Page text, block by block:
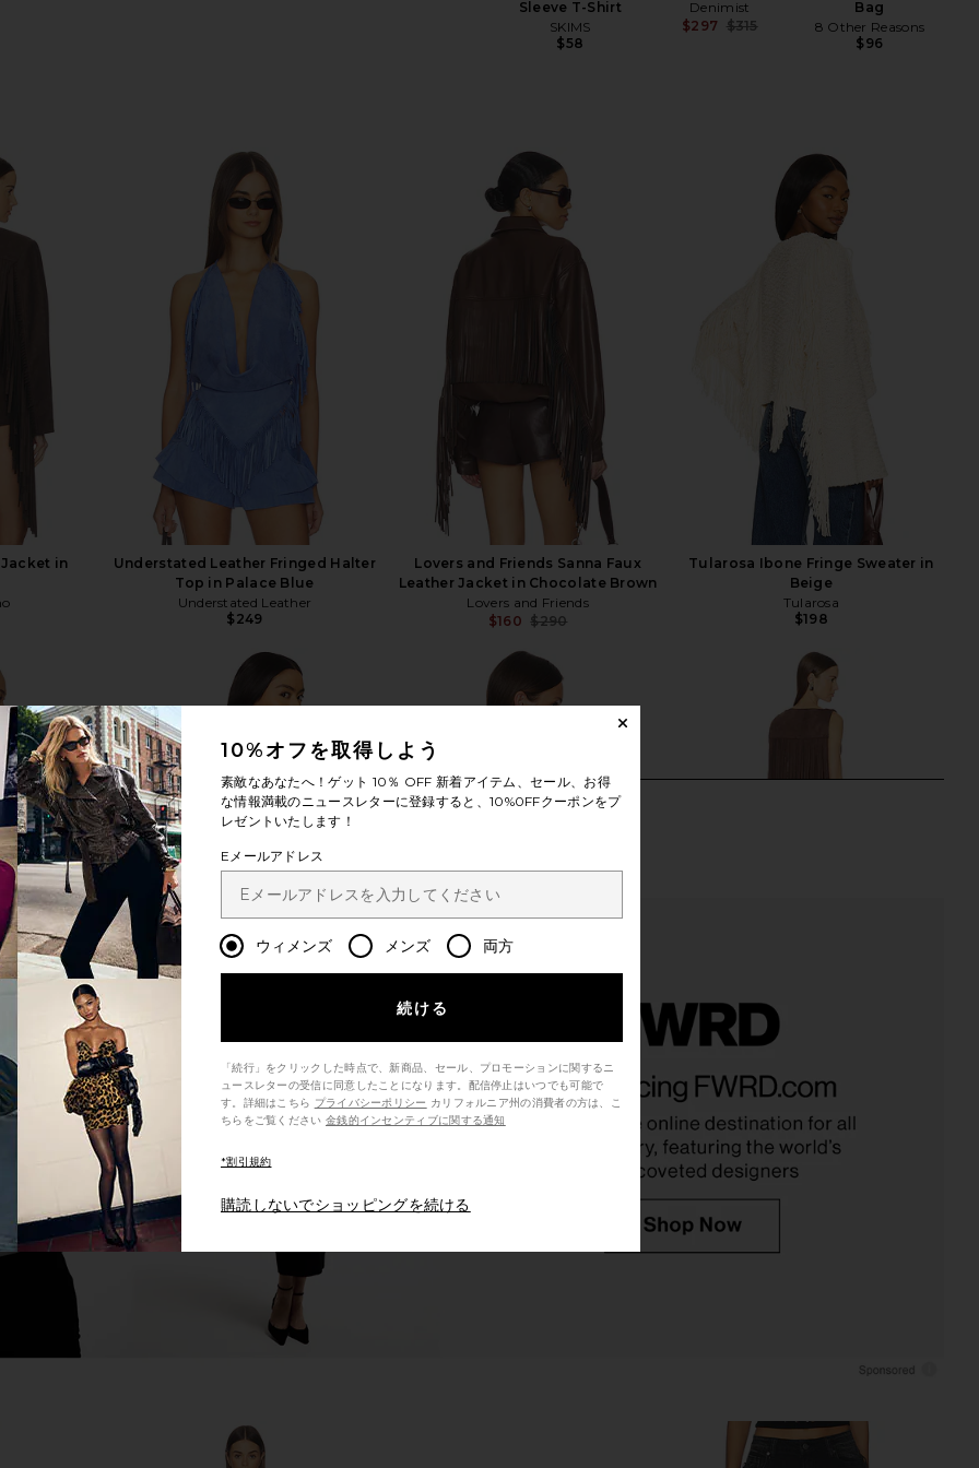
Sleeve T-Shirt
SKIMS
$58
Denimist
$297
Previous price:
$315
Bag
8 Other Reasons
$96
in
Understated Leather Fringed Halter
Top in Palace Blue
Understated Leather
$249
Lovers and Friends Sanna Faux
Leather Jacket in Chocolate Brown
Lovers and Friends
$160 $290
Tularosa Ibone Fringe Sweater in
Beige
Tularosa
$198
Wanted
Cream
Previous price:
Understated Leather Combo Fringe
Jacket in Brown
Understated Leather
$233 $475
Steve Madden Dallas Jacket in
Chestnut
Steve Madden
$124
Previous price:
Chocolate
$259
もっと見る
10%オフを取得しよう
素敵なあなたへ！ゲット 10％ OFF 新着アイテム、セール、お得
な情報満載のニュースレターに登録すると、10%0FFクーポンをプ
レゼントいたします！
Eメールアドレス
ウィメンズ メンズ 両方
続ける
「続行」をクリックした時点で、新商品、セール、プロモーションに関するニ
ュースレターの受信に同意したことになります。配信停止はいつでも可能で
す。詳細はこちら プライバシーポリシー
ちらをご覧ください 金銭的インセンティブに関する通知
*割引規約
購読しないでショッピングを続ける